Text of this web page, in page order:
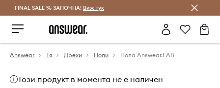
Спестявай с Answear Club
FINAL SALE % ЗАПОЧНА! Виж тук
Answear Тя Дрехи Поли Пола Answear.LAB
Този продукт в момента не е наличен